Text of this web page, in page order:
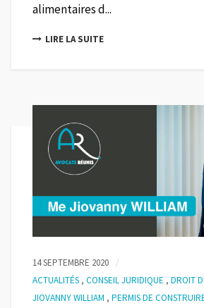
alimentaires d...
LIRE LA SUITE
14 SEPTEMBRE 2020
ACTUALITÉS , CONSEIL JURIDIQUE , DROIT
JIOVANNY WILLIAM , PERMIS DE